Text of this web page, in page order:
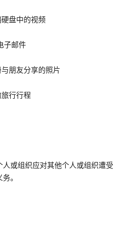
盘中的视频
子邮件
朋友分享的照片
行行程
或组织应对其他个人或组织遭受
。